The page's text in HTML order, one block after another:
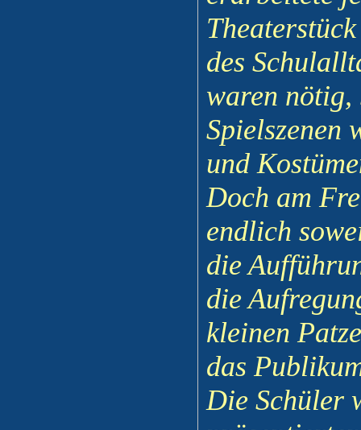
des
waren nötig,
Spielszenen
und
Doch am
endlich
die
die
kleinen
das
Die Schüler